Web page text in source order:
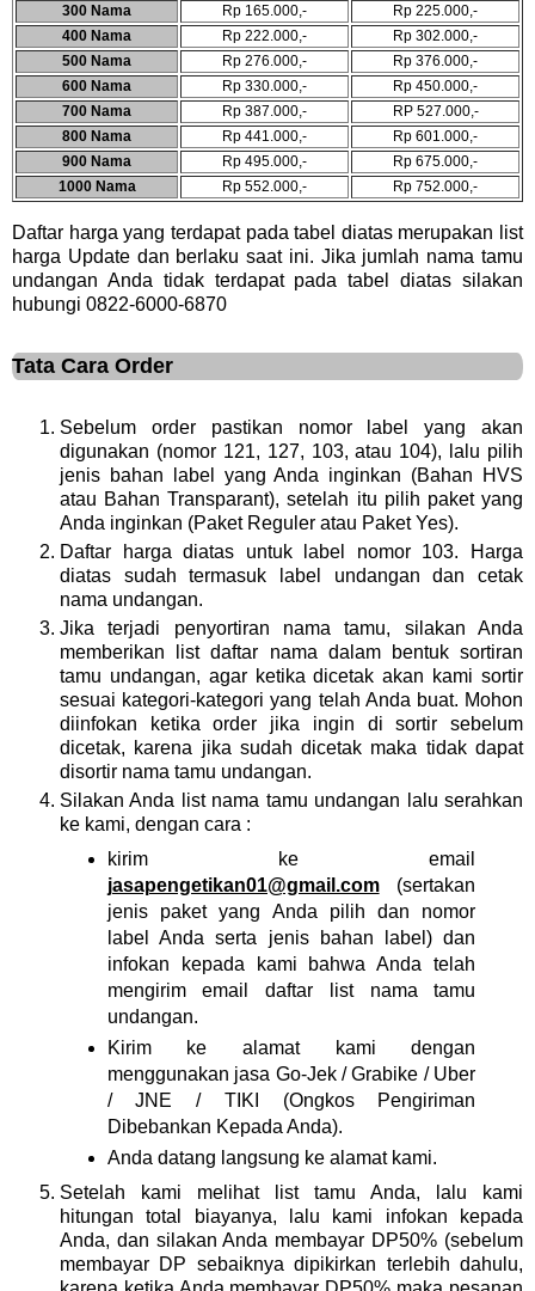
300 Nama
Rp 165.000,-
Rp 225.000,-
400 Nama
Rp 222.000,-
Rp 302.000,-
500 Nama
Rp 276.000,-
Rp 376.000,-
600 Nama
Rp 330.000,-
Rp 450.000,-
700 Nama
Rp 387.000,-
RP 527.000,-
800 Nama
Rp 441.000,-
Rp 601.000,-
900 Nama
Rp 495.000,-
Rp 675.000,-
1000 Nama
Rp 552.000,- Rp 752.000,-
Daftar harga yang terdapat pada tabel diatas merupakan list
harga Update dan berlaku saat ini. Jika jumlah nama tamu
undangan Anda tidak terdapat pada tabel diatas silakan
hubungi 0822-6000-6870
Tata Cara Order
Sebelum order pastikan nomor label yang akan
digunakan (nomor 121, 127, 103, atau 104), lalu pilih
jenis bahan label yang Anda inginkan (Bahan HVS
atau Bahan Transparant), setelah itu pilih paket yang
Anda inginkan (Paket Reguler atau Paket Yes).
Daftar harga diatas untuk label nomor 103. Harga
diatas sudah termasuk label undangan dan cetak
nama undangan.
Jika terjadi penyortiran nama tamu, silakan Anda
memberikan list daftar nama dalam bentuk sortiran
tamu undangan, agar ketika dicetak akan kami sortir
sesuai kategori-kategori yang telah Anda buat. Mohon
diinfokan ketika order jika ingin di sortir sebelum
dicetak, karena jika sudah dicetak maka tidak dapat
disortir nama tamu undangan.
Silakan Anda list nama tamu undangan lalu serahkan
ke kami, dengan cara :
kirim ke email
jasapengetikan01@gmail.com(sertakan
jenis paket yang Anda pilih dan nomor
label Anda serta jenis bahan label) dan
infokan kepada kami bahwa Anda telah
mengirim email daftar list nama tamu
undangan.
Kirim ke alamat kami dengan
menggunakan jasa Go-Jek / Grabike / Uber
/ JNE / TIKI (Ongkos Pengiriman
Dibebankan Kepada Anda).
Anda datang langsung ke alamat kami.
Setelah kami melihat list tamu Anda, lalu kami
hitungan total biayanya, lalu kami infokan kepada
Anda, dan silakan Anda membayar DP50% (sebelum
membayar DP sebaiknya dipikirkan terlebih dahulu,